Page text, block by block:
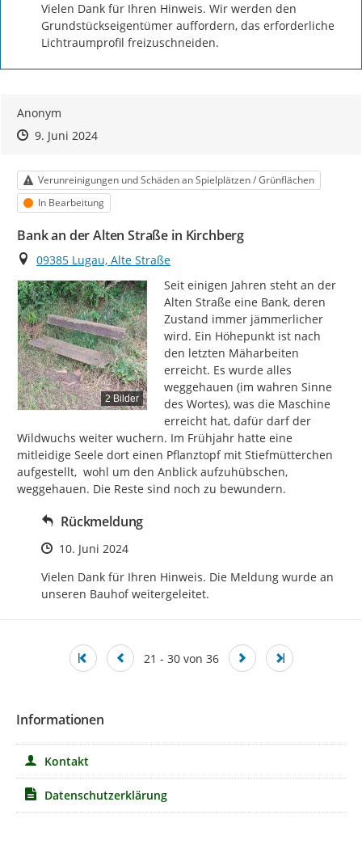
Vielen Dank für Ihren Hinweis. Wir werden den
Grundstückseigentümer auffordern, das erforderliche
Lichtraumprofil freizuschneiden.
Anonym
Zeitpunkt des Erstellens
Zeitpunkt des Erstellens
9. Juni 2024Zur Äußerung
Kategorie
Verunreinigungen und Schäden an Spielplätzen / Grünflächen
Status
In Bearbeitung
Bank an der Alten Straße in Kirchberg
Ort
09385 Lugau, Alte Straße
2 Bilder
Seit einigen Jahren steht an der
Alten Straße eine Bank, deren
Zustand immer jämmerlicher
wird. Ein Höhepunkt ist nach
den letzten Mäharbeiten
erreicht. Es wurde alles
weggehauen (im wahren Sinne
des Wortes), was die Maschine
erreicht hat, dafür darf der
Wildwuchs weiter wuchern. Im Frühjahr hatte eine
mitleidige Seele dort einen Pflanztopf mit Stiefmütterchen
aufgestellt,  wohl um den Anblick aufzuhübschen,
weggehauen. Die Reste sind noch zu bewundern.
Rückmeldung
Zeitpunkt des Erstellens
10. Juni 2024
Vielen Dank für Ihren Hinweis. Die Meldung wurde an
unseren Bauhof weitergeleitet.
21 - 30 von 36
Informationen
Kontakt
Datenschutzerklärung